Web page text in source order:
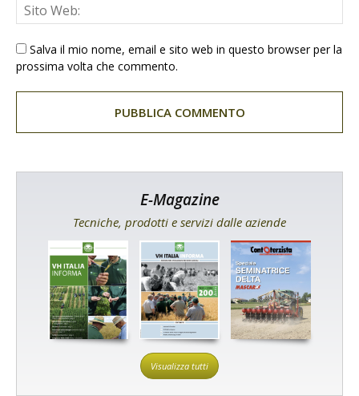
Salva il mio nome, email e sito web in questo browser per la
prossima volta che commento.
E-Magazine
Tecniche, prodotti e servizi dalle aziende
Visualizza tutti